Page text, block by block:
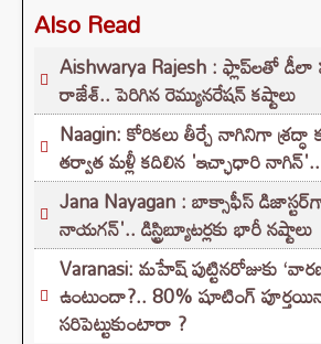
Also Read
Aishwarya Rajesh : ఫ్లాప్‌లతో డీలా
రాజేశ్.. పెరిగిన రెమ్యునరేషన్‌ కష్టాలు
Naagin: కోరికలు తీర్చే నాగినిగా శ్రద్ధా
తర్వాత మళ్లీ కదిలిన 'ఇచ్ఛాధారి నాగిన్'..
Jana Nayagan : బాక్సాఫీస్
నాయగన్'.. డిస్ట్రిబ్యూటర్లకు భారీ నష్టాలు
Varanasi: మహేష్ పుట్టినరోజుకు
ఉంటుందా?.. 80% షూటింగ్
సరిపెట్టుకుంటారా ?